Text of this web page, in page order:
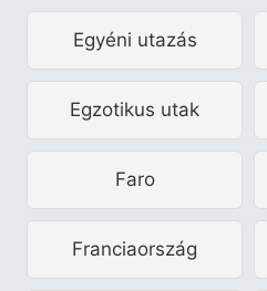
Egyéni utazás
Egzotikus utak
Faro
Franciaország